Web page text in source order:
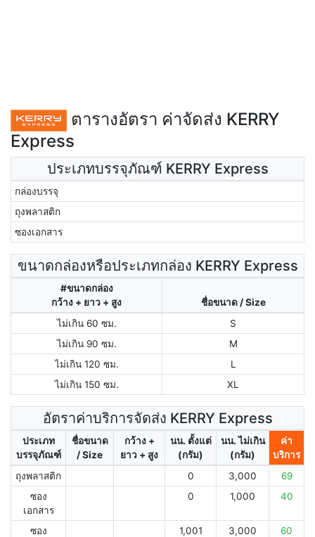
ตารางอัตรา ค่าจัดส่ง KERRY
Express
ประเภทบรรจุภัณฑ์ KERRY Express
กล่องบรรจุ
ถุงพลาสติก
ซองเอกสาร
ขนาดกล่องหรือประเภทกล่อง KERRY Express
#ขนาดกล่อง
กว้าง + ยาว + สูง
ชื่อขนาด / Size
ไม่เกิน 60 ซม.
S
ไม่เกิน 90 ซม.
M
ไม่เกิน 120 ซม.
L
ไม่เกิน 150 ซม.
XL
อัตราค่าบริการจัดส่ง KERRY Express
ประเภท
บรรจุภัณฑ์
ชื่อขนาด
/ Size
กว้าง +
ยาว + สูง
นน. ตั้งแต่
(กรัม)
นน. ไม่เกิน
(กรัม)
ค่า
บริการ
ถุงพลาสติก
0 3,000
69
ซอง
เอกสาร
0 1,000 40
ซอง
1,001 3,000 60